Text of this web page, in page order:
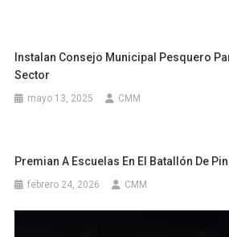
Instalan Consejo Municipal Pesquero
Sector
mayo 13, 2025 CMM
Premian A Escuelas En El Batallón De
febrero 24, 2026 CMM